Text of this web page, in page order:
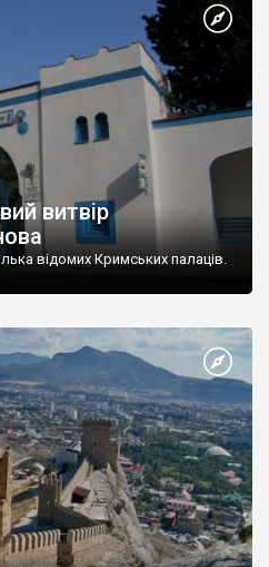
витвір
відомих Кримських палаців.